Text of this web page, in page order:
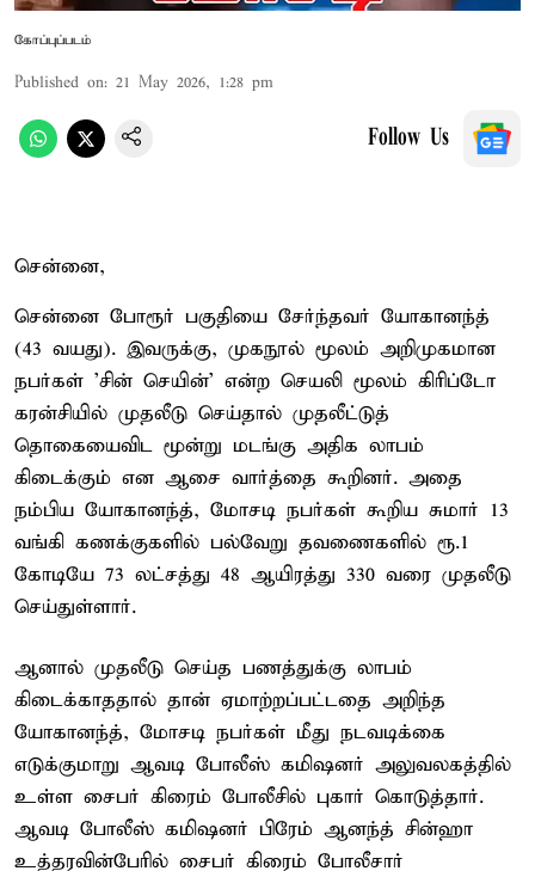
கோப்புப்படம்
Published on: 21 May 2026, 1:28 pm
Follow Us
சென்னை,
சென்னை போரூர் பகுதியை சேர்ந்தவர் யோகானந்த்
(43 வயது). இவருக்கு, முகநூல் மூலம் அறிமுகமான
நபர்கள் 'சின் செயின்' என்ற செயலி மூலம் கிரிப்டோ
கரன்சியில் முதலீடு செய்தால் முதலீட்டுத்
தொகையைவிட மூன்று மடங்கு அதிக லாபம்
கிடைக்கும் என ஆசை வார்த்தை கூறினர். அதை
நம்பிய யோகானந்த், மோசடி நபர்கள் கூறிய சுமார் 13
வங்கி கணக்குகளில் பல்வேறு தவணைகளில் ரூ.1
கோடியே 73 லட்சத்து 48 ஆயிரத்து 330 வரை முதலீடு
செய்துள்ளார்.
ஆனால் முதலீடு செய்த பணத்துக்கு லாபம்
கிடைக்காததால் தான் ஏமாற்றப்பட்டதை அறிந்த
யோகானந்த், மோசடி நபர்கள் மீது நடவடிக்கை
எடுக்குமாறு ஆவடி போலீஸ் கமிஷனர் அலுவலகத்தில்
உள்ள சைபர் கிரைம் போலீசில் புகார் கொடுத்தார்.
ஆவடி போலீஸ் கமிஷனர் பிரேம் ஆனந்த் சின்ஹா
உத்தரவின்பேரில் சைபர் கிரைம் போலீசார்